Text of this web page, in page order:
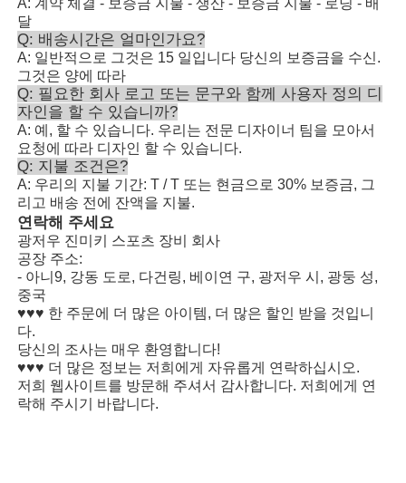
달
Q: 배송시간은 얼마인가요?
A: 일반적으로 그것은 15 일입니다 당신의 보증금을 수신.
그것은 양에 따라
Q: 필요한 회사 로고 또는 문구와 함께 사용자 정의 디
자인을 할 수 있습니까?
A: 예, 할 수 있습니다. 우리는 전문 디자이너 팀을 모아서
요청에 따라 디자인 할 수 있습니다.
Q: 지불 조건은?
A: 우리의 지불 기간: T / T 또는 현금으로 30% 보증금, 그
리고 배송 전에 잔액을 지불.
연락해 주세요
광저우 진미키 스포츠 장비 회사
공장 주소:
- 아니9, 강동 도로, 다건링, 베이연 구, 광저우 시, 광둥 성,
중국
♥♥♥ 한 주문에 더 많은 아이템, 더 많은 할인 받을 것입니
다.
당신의 조사는 매우 환영합니다!
♥♥♥ 더 많은 정보는 저희에게 자유롭게 연락하십시오.
저희 웹사이트를 방문해 주셔서 감사합니다. 저희에게 연
락해 주시기 바랍니다.